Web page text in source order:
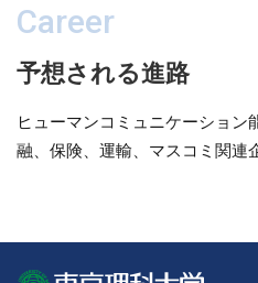
Career
予想される進路
ヒューマンコミュニケーション
融、保険、運輸、マスコミ関連